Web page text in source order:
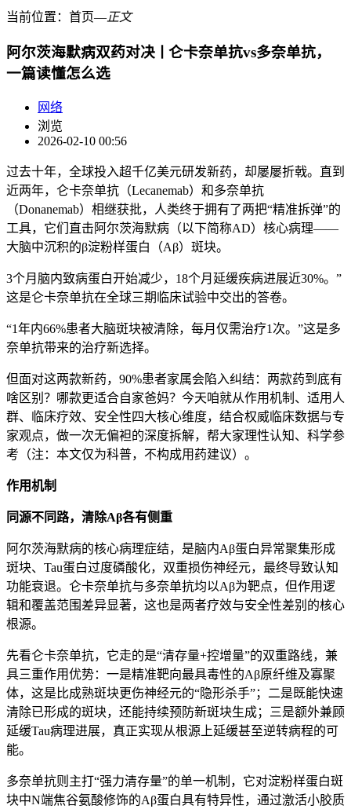
当前位置： 首页―正文
阿尔茨海默病双药对决ￜ仑卡奈单抗vs多奈单抗，
一篇读懂怎么选
网络
浏览
2026-02-10 00:56
过去十年，全球投入超千亿美元研发新药，却屡屡折戟。直到
近两年，仑卡奈单抗（Lecanemab）和多奈单抗
（Donanemab）相继获批，人类终于拥有了两把“精准拆弹”的
工具，它们直击阿尔茨海默病（以下简称AD）核心病理——
大脑中沉积的β淀粉样蛋白（Aβ）斑块。
3个月脑内致病蛋白开始减少，18个月延缓疾病进展近30%。”
这是仑卡奈单抗在全球三期临床试验中交出的答卷。
“1年内66%患者大脑斑块被清除，每月仅需治疗1次。”这是多
奈单抗带来的治疗新选择。
但面对这两款新药，90%患者家属会陷入纠结：两款药到底有
啥区别？哪款更适合自家爸妈？今天咱就从作用机制、适用人
群、临床疗效、安全性四大核心维度，结合权威临床数据与专
家观点，做一次无偏袒的深度拆解，帮大家理性认知、科学参
考（注：本文仅为科普，不构成用药建议）。
作用机制
同源不同路，清除Aβ各有侧重
阿尔茨海默病的核心病理症结，是脑内Aβ蛋白异常聚集形成
斑块、Tau蛋白过度磷酸化，双重损伤神经元，最终导致认知
功能衰退。仑卡奈单抗与多奈单抗均以Aβ为靶点，但作用逻
辑和覆盖范围差异显著，这也是两者疗效与安全性差别的核心
根源。
先看仑卡奈单抗，它走的是“清存量+控增量”的双重路线，兼
具三重作用优势：一是精准靶向最具毒性的Aβ原纤维及寡聚
体，这是比成熟斑块更伤神经元的“隐形杀手”；二是既能快速
清除已形成的斑块，还能持续预防新斑块生成；三是额外兼顾
延缓Tau病理进展，真正实现从根源上延缓甚至逆转病程的可
能。
多奈单抗则主打“强力清存量”的单一机制，它对淀粉样蛋白斑
块中N端焦谷氨酸修饰的Aβ蛋白具有特异性，通过激活小胶质